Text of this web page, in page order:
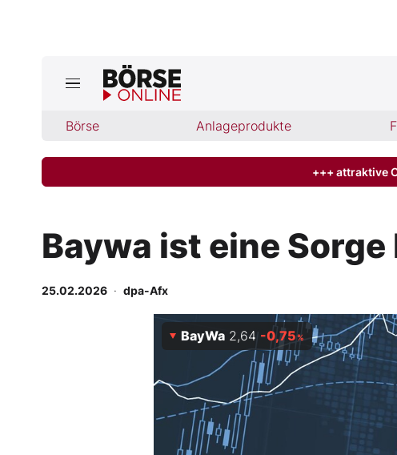
Börse Anlageprodukte
Börse
Abo & Shop
BO-Musterdepots
Experten
Mein B:O
Mein Konto
+++ attraktive
Baywa ist eine
25.02.2026 · dpa-Afx
BayWa 2,64 -0,75%